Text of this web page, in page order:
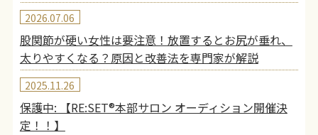
股関節が硬い女性は要注意！放置するとお尻が垂れ、
太りやすくなる？原因と改善法を専門家が解説
2026.07.06
保護中: 【RE:SET®︎本部サロン オーディション開催決
定！！】
2025.11.26